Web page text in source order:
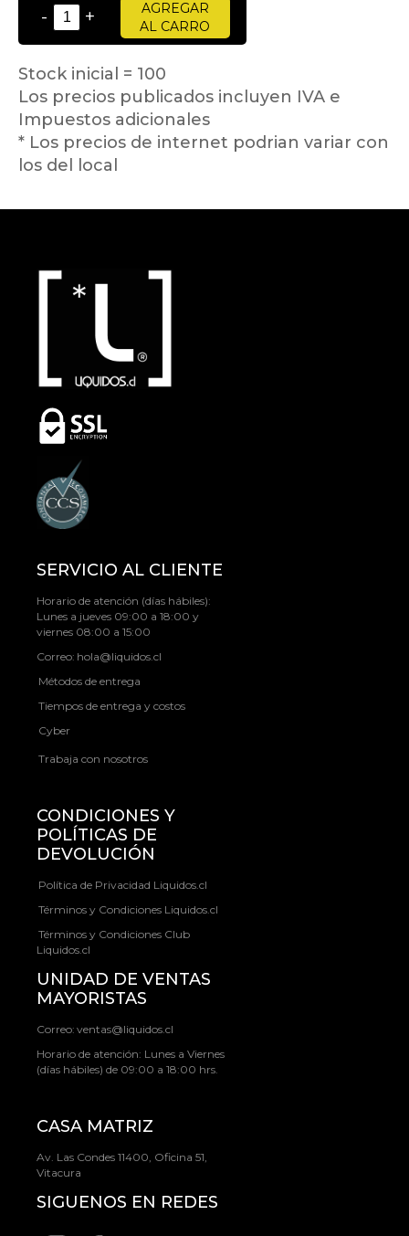
- +
AGREGAR
AL CARRO
Stock inicial = 100
Los precios publicados incluyen IVA e
Impuestos adicionales
* Los precios de internet podrian variar con
los del local
SERVICIO AL CLIENTE
Horario de atención (días hábiles):
Lunes a jueves 09:00 a 18:00 y
viernes 08:00 a 15:00
Correo: hola@liquidos.cl
Métodos de entrega
Tiempos de entrega y costos
Cyber
Trabaja con nosotros
CONDICIONES Y
POLÍTICAS DE
DEVOLUCIÓN
Política de Privacidad Liquidos.cl
Términos y Condiciones Liquidos.cl
Términos y Condiciones Club
Liquidos.cl
UNIDAD DE VENTAS
MAYORISTAS
Correo: ventas@liquidos.cl
Horario de atención: Lunes a Viernes
(días hábiles) de 09:00 a 18:00 hrs.
CASA MATRIZ
Av. Las Condes 11400, Oficina 51,
Vitacura
SIGUENOS EN REDES